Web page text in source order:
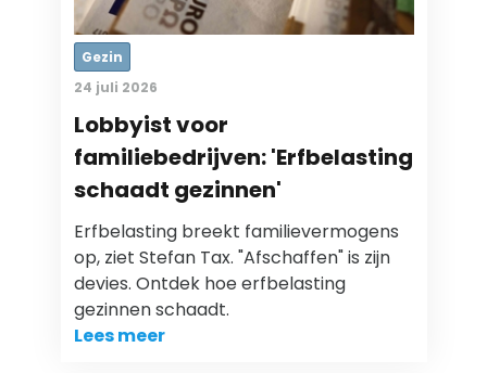
Gezin
24 juli 2026
Lobbyist voor
familiebedrijven: 'Erfbelasting
schaadt gezinnen'
Erfbelasting breekt familievermogens
op, ziet Stefan Tax. "Afschaffen" is zijn
devies. Ontdek hoe erfbelasting
gezinnen schaadt.
Lees meer